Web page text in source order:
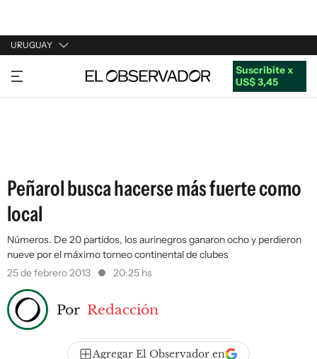
URUGUAY
URUGUAY
ARGENTINA
Suscribite x
US$ 3,45
Peñarol busca hacerse más fuerte como
local
Números. De 20 partidos, los aurinegros ganaron ocho y perdieron
nueve por el máximo torneo continental de clubes
25 de febrero 2013
20:25 hs
Por Redacción
Agregar El Observador en